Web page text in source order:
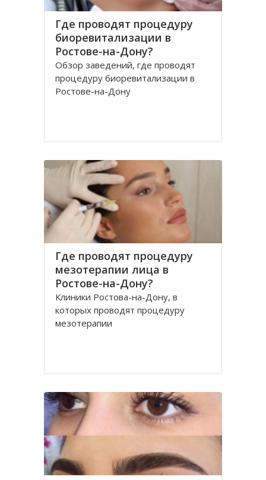
Где проводят процедуру
биоревитализации в
Ростове-на-Дону?
Обзор заведений, где проводят
процедуру биоревитализации в
Ростове-на-Дону
Где проводят процедуру
мезотерапии лица в
Ростове-на-Дону?
Клиники Ростова-на-Дону, в
которых проводят процедуру
мезотерапии